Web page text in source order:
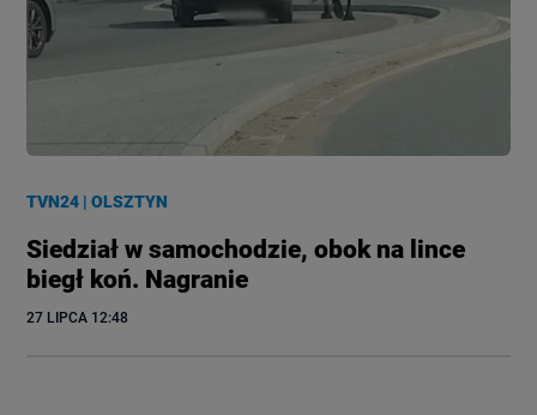
TVN24 |OLSZTYN
Siedział w samochodzie, obok na lince
biegł koń. Nagranie
27 LIPCA 12:48